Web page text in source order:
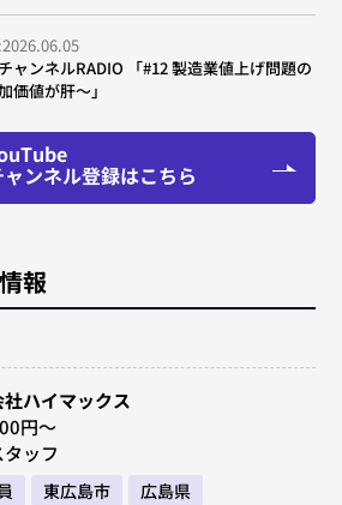
ャンネルRADIO 「#12 製造業値上げ問題の
価値が肝～」
ャンネル登録はこちら
報
ハイマックス
円～
ッフ
東広島市 広島県